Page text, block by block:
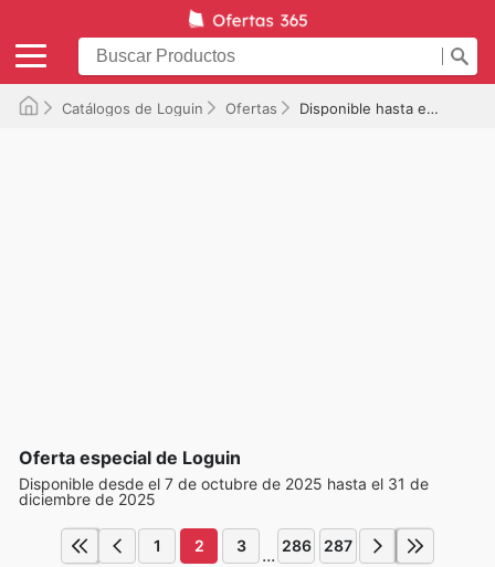
Catálogos de Loguin Ofertas Disponible hasta el 31/12/2025
Oferta especial de Loguin
Disponible desde el 7 de octubre de 2025 hasta el 31 de
diciembre de 2025
1 2 3 ... 286 287